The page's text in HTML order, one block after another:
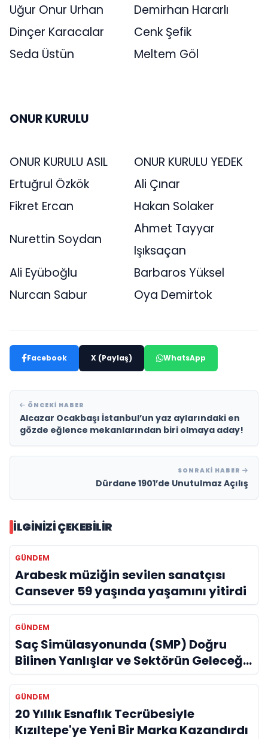
Uğur Onur Urhan
Demirhan Hararlı
Dinçer Karacalar
Cenk Şefik
Seda Üstün
Meltem Göl
ONUR KURULU
ONUR KURULU ASIL
ONUR KURULU YEDEK
Ertuğrul Özkök
Ali Çınar
Fikret Ercan
Hakan Solaker
Nurettin Soydan
Ahmet Tayyar
Işıksaçan
Ali Eyüboğlu
Barbaros Yüksel
Nurcan Sabur
Oya Demirtok
Facebook X (Paylaş) WhatsApp
ÖNCEKI HABER
Alcazar Ocakbaşı İstanbul’un yaz aylarındaki en
gözde eğlence mekanlarından biri olmaya aday!
SONRAKI HABER
Dürdane 1901’de Unutulmaz Açılış
İLGINIZI ÇEKEBILIR
GÜNDEM
Arabesk müziğin sevilen sanatçısı
Cansever 59 yaşında yaşamını yitirdi
GÜNDEM
Saç Simülasyonunda (SMP) Doğru
Bilinen Yanlışlar ve Sektörün Geleceği:
Onur Akdeniz ile Özel Röportaj
GÜNDEM
20 Yıllık Esnaflık Tecrübesiyle
Kızıltepe'ye Yeni Bir Marka Kazandırdı